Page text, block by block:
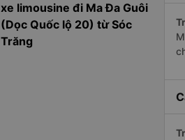
xe limousine đi Ma Đa Guôi
(Dọc Quốc lộ 20) từ Sóc
Trăng